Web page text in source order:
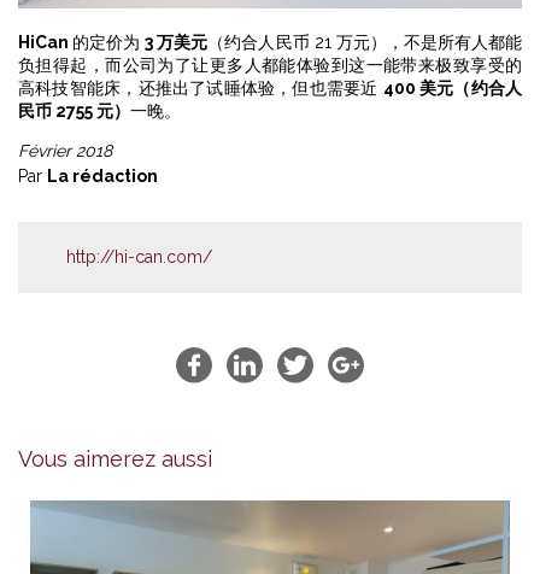
HiCan 的定价为3 万美元 （约合人民币 21 万元），不是所有人都能
负担得起，而公司为了让更多人都能体验到这一能带来极致享受的
高科技智能床，还推出了试睡体验，但也需要近 400 美元（约合人
民币 2755 元） 一晚。
Février 2018
Par La rédaction
http://hi-can.com/
Vous aimerez aussi